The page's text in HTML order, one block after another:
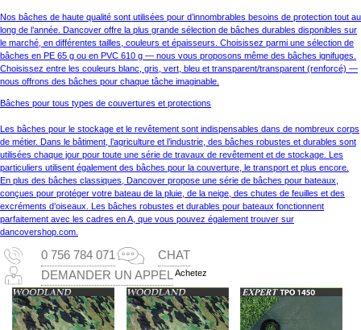
Nos bâches de haute qualité sont utilisées pour d’innombrables besoins de protection tout au
long de l’année. Dancover offre la plus grande sélection de bâches durables disponibles sur
le marché, en différentes tailles, couleurs et épaisseurs. Choisissez parmi une sélection de
bâches en PE 65 g ou en PVC 610 g — nous vous proposons même des bâches ignifuges.
Choisissez entre les couleurs blanc, gris, vert, bleu et transparent/transparent (renforcé) —
nous offrons des bâches pour chaque tâche imaginable.
Bâches pour tous types de couvertures et protections
Les bâches pour le stockage et le revêtement sont indispensables dans de nombreux corps
de métier. Dans le bâtiment, l’agriculture et l’industrie, des bâches robustes et durables sont
utilisées chaque jour pour toute une série de travaux de revêtement et de stockage. Les
particuliers utilisent également des bâches pour la couverture, le transport et plus encore.
En plus des bâches classiques, Dancover propose une série de bâches pour bateaux,
conçues pour protéger votre bateau de la pluie, de la neige, des chutes de feuilles et des
excréments d’oiseaux. Les bâches robustes et durables pour bateaux fonctionnent
parfaitement avec les cadres en A, que vous pouvez également trouver sur
dancovershop.com.
0 756 784 071
CHAT
DEMANDER UN APPEL
Achetez